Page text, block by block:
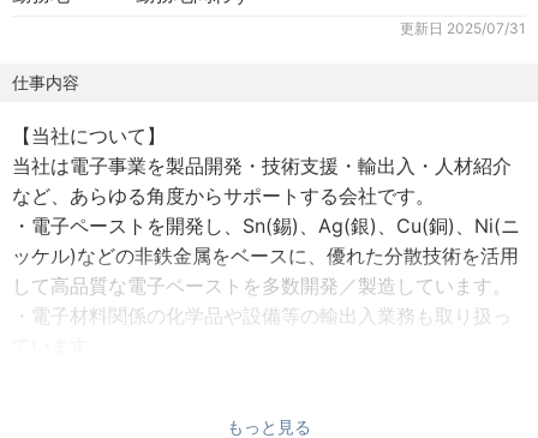
更新日 2025/07/31
仕事内容
【当社について】
当社は電子事業を製品開発・技術支援・輸出入・人材紹介
など、あらゆる角度からサポートする会社です。
・電子ペーストを開発し、Sn(錫)、Ag(銀)、Cu(銅)、Ni(ニ
ッケル)などの非鉄金属をベースに、優れた分散技術を活用
して高品質な電子ペーストを多数開発／製造しています。
・電子材料関係の化学品や設備等の輸出入業務も取り扱っ
もっと見る